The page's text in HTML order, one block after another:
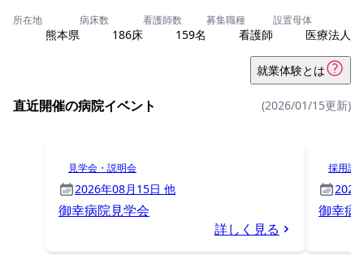
所在地
熊本県
病床数
186床
看護師数
159名
募集職種
看護師
設置母体
医療法人
就業体験とは
直近開催の病院イベント (2026/01/15更新)
見学会・説明会
2026年08月15日 他
御幸病院見学会
詳しく見る
採用試
2026
御幸病